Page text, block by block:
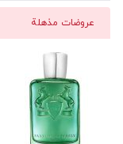
عروضات مذهلة